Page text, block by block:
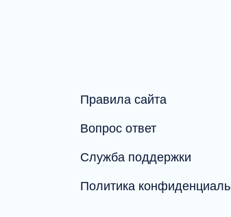
Правила сайта
Вопрос ответ
Служба поддержки
Политика